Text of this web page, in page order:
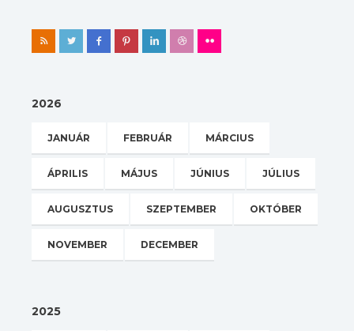
2026
JANUÁR FEBRUÁR MÁRCIUS
ÁPRILIS MÁJUS JÚNIUS JÚLIUS
AUGUSZTUS SZEPTEMBER OKTÓBER
NOVEMBER DECEMBER
2025